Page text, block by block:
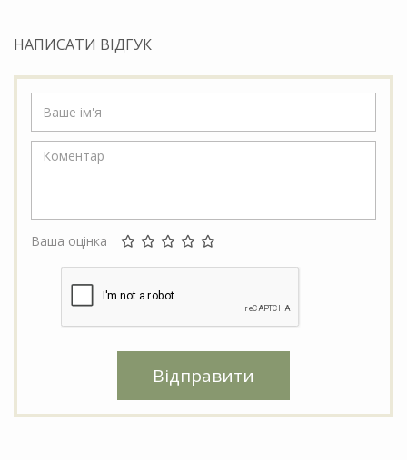
НАПИСАТИ ВІДГУК
Ваша оцінка
Відправити